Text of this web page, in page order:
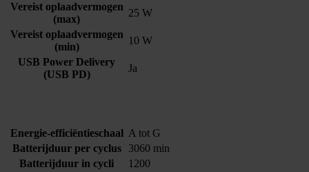
Vereist oplaadvermogen
(max)
25 W
Vereist oplaadvermogen
(min)
10 W
USB Power Delivery
(USB PD)
Ja
Energie-efficiëntieschaal A tot G
Batterijduur per cyclus
3060 min
Batterijduur in cycli
1200